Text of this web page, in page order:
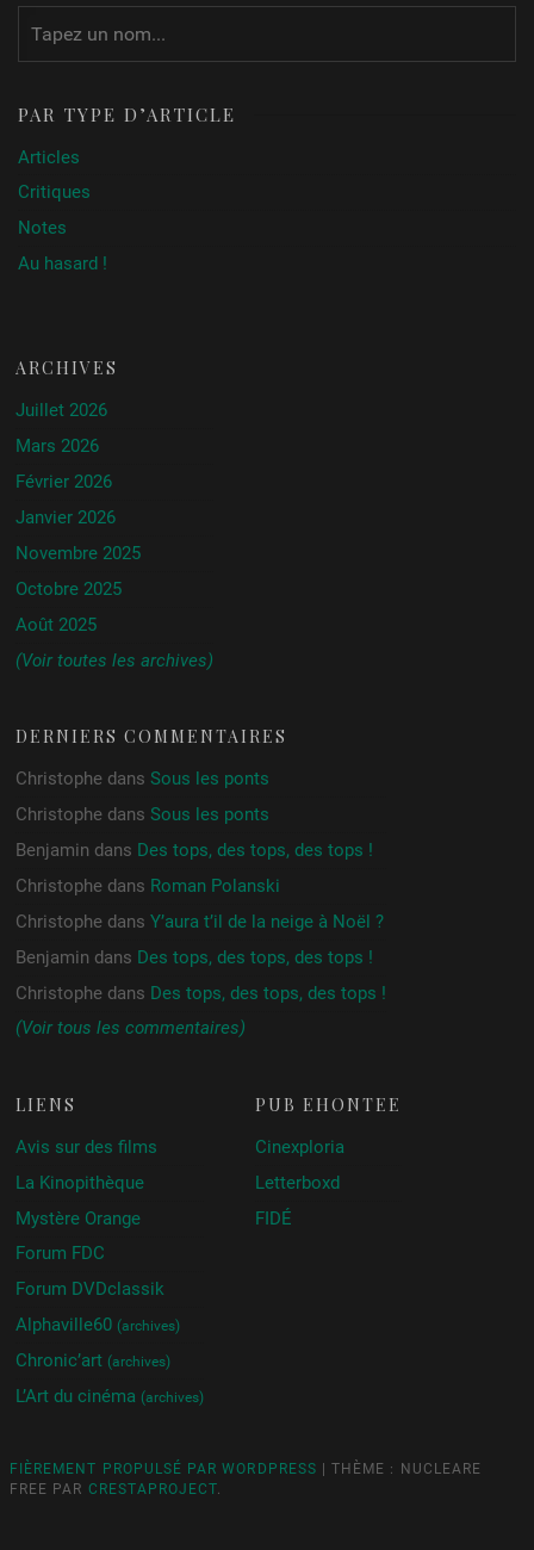
PAR TYPE D’ARTICLE
Articles
Critiques
Notes
Au hasard !
ARCHIVES
Juillet 2026
Mars 2026
Février 2026
Janvier 2026
Novembre 2025
Octobre 2025
Août 2025
(Voir toutes les archives)
DERNIERS COMMENTAIRES
Christophe dans Sous les ponts
Christophe dans Sous les ponts
Benjamin dans Des tops, des tops, des tops !
Christophe dans Roman Polanski
Christophe dans Y’aura t’il de la neige à Noël ?
Benjamin dans Des tops, des tops, des tops !
Christophe dans Des tops, des tops, des tops !
(Voir tous les commentaires)
LIENS
Avis sur des films
La Kinopithèque
Mystère Orange
Forum FDC
Forum DVDclassik
Alphaville60 (archives)
Chronic’art (archives)
L’Art du cinéma (archives)
PUB ÉHONTÉE
Cinexploria
Letterboxd
FIDÉ
FIÈREMENT PROPULSÉ PAR WORDPRESS |THÈME : NUCLEARE
FREE PAR CRESTAPROJECT